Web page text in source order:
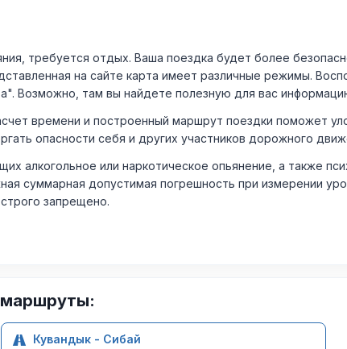
требуется отдых. Ваша поездка будет более
на сайте карта имеет различные режимы.
Возможно, там вы найдете полезную для вас
времени и построенный маршрут поездки поможет
опасности себя и других участников дорожного
алкогольное или наркотическое опьянение, а также
суммарная допустимая погрешность при измерении
запрещено.
маршруты:
Кувандык - Сибай